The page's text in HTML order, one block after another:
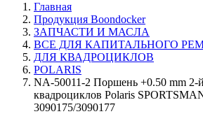
Главная
Продукция Boondocker
ЗАПЧАСТИ И МАСЛА
ВСЕ ДЛЯ КАПИТАЛЬНОГО
ДЛЯ КВАДРОЦИКЛОВ
POLARIS
NA-50011-2 Поршень +0.50 mm 2-
квадроциклов Polaris
3090175/3090177